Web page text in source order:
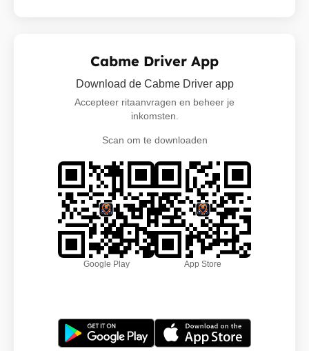
Cabme Driver App
Download de Cabme Driver app
Accepteer ritaanvragen en beheer je
inkomsten.
Scan om te downloaden
Google Play App Store